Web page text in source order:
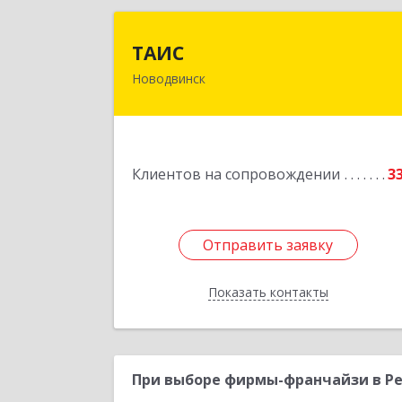
ТАИС
Новодвинск
Клиентов на сопровождении
Отправить заявку
Показать контакты
Отправить заявку
Назад
При выборе фирмы-франчайзи в